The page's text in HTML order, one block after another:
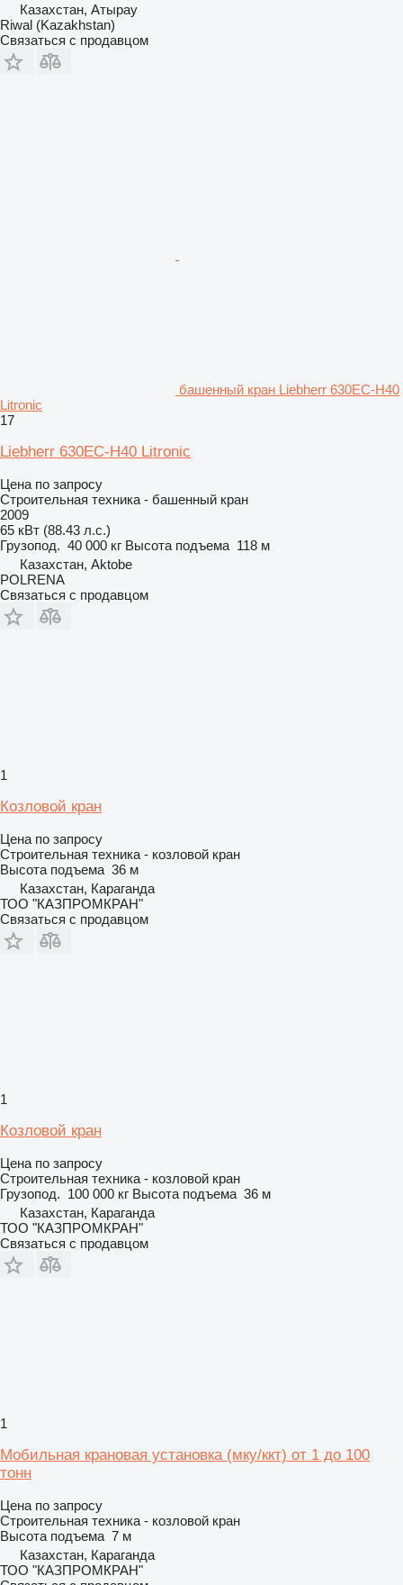
Казахстан, Атырау
Riwal (Kazakhstan)
Связаться с продавцом
башенный кран Liebherr 630EC-H40
Litronic
17
Liebherr 630EC-H40 Litronic
Цена по запросу
Строительная техника - башенный кран
2009
65 кВт (88.43 л.с.)
Грузопод. 40 000 кг Высота подъема 118 м
Казахстан, Aktobe
POLRENA
Связаться с продавцом
1
Козловой кран
Цена по запросу
Строительная техника - козловой кран
Высота подъема 36 м
Казахстан, Караганда
ТОО "КАЗПРОМКРАН"
Связаться с продавцом
1
Козловой кран
Цена по запросу
Строительная техника - козловой кран
Грузопод. 100 000 кг Высота подъема 36 м
Казахстан, Караганда
ТОО "КАЗПРОМКРАН"
Связаться с продавцом
1
Мобильная крановая установка (мку/ккт) от 1 до 100
тонн
Цена по запросу
Строительная техника - козловой кран
Высота подъема 7 м
Казахстан, Караганда
ТОО "КАЗПРОМКРАН"